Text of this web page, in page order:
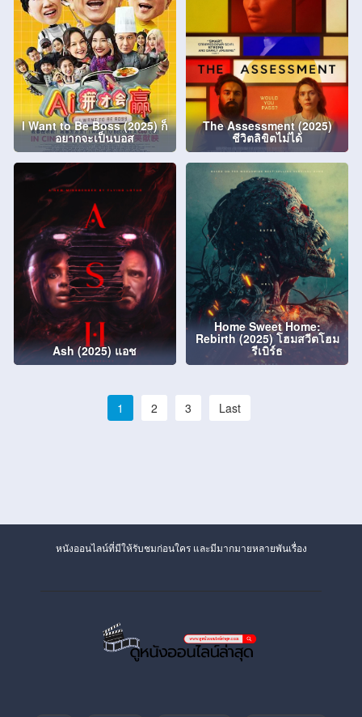
I Want to Be Boss (2025) ก็
อยากจะเป็นบอส
The Assessment (2025)
ชีวิตลิขิตไม่ได้
Ash (2025) แอช
Home Sweet Home:
Rebirth (2025) โฮมสวีตโฮม
รีเบิร์ธ
1 2 3 Last
หนังออนไลน์ที่มีให้รับชมก่อนใคร และมีมากมายหลายพันเรื่อง